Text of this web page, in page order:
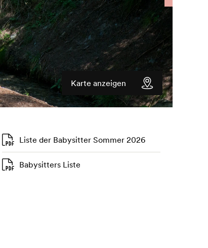
Karte anzeigen
Liste der Babysitter Sommer 2026
Babysitters Liste